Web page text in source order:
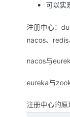
可以实
注册中心：
nacos、redis
nacos与
eureka与
注册中心的原